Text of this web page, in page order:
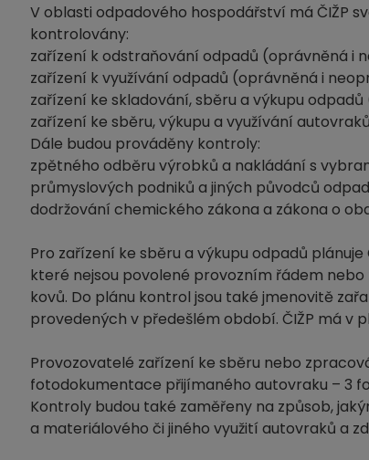
V oblasti odpadového hospodářství má ČIŽP
kontrolovány:
zařízení k odstraňování odpadů (oprávněná i
zařízení k využívání odpadů (oprávněná i
zařízení ke skladování, sběru a výkupu
zařízení ke sběru, výkupu a využívání
Dále budou prováděny kontroly:
zpětného odběru výrobků a nakládání s
průmyslových podniků a jiných původců
dodržování chemického zákona a zákona o
Pro zařízení ke sběru a výkupu odpadů
které nejsou povolené provozním řádem
kovů. Do plánu kontrol jsou také jmenovitě
provedených v předešlém období. ČIŽP má v
Provozovatelé zařízení ke sběru nebo
fotodokumentace přijímaného autovraku – 3
Kontroly budou také zaměřeny na způsob,
a materiálového či jiného využití autovraků a